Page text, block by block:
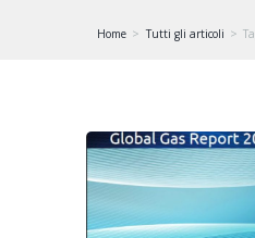
Home Tutti gli articoli